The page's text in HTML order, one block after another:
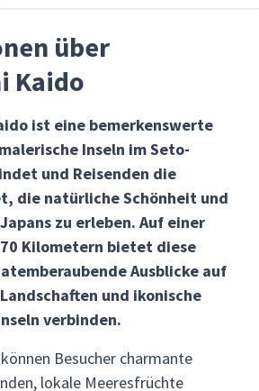
über
Kaido
ist eine bemerkenswerte
Inseln im Seto-
und Reisenden die
die natürliche Schönheit und
zu erleben. Auf einer
Kilometern bietet diese
Ausblicke auf
und ikonische
verbinden.
Besucher charmante
lokale Meeresfrüchte